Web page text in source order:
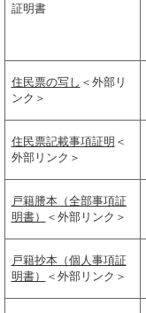
証明書
住民票の写し ＜外部リ
ンク＞
住民票記載事項証明 ＜
外部リンク＞
戸籍謄本（全部事項証
明書）
＜外部リンク＞
戸籍抄本（個人事項証
明書）
＜外部リンク＞